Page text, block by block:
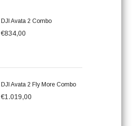
DJI Avata 2 Combo
€834,00
DJI Avata 2 Fly More Combo
€1.019,00